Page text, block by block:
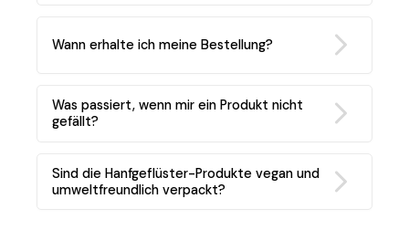
Wann erhalte ich meine Bestellung?
Was passiert, wenn mir ein Produkt nicht
gefällt?
Sind die Hanfgeflüster-Produkte vegan und
umweltfreundlich verpackt?